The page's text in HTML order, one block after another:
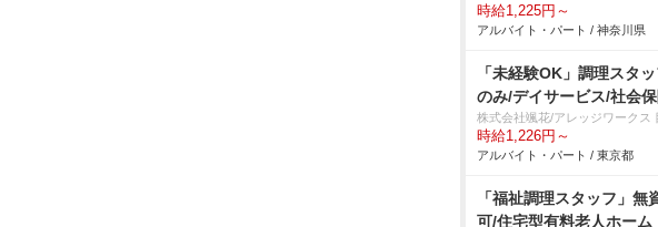
時給1,225円～
アルバイト・パート / 神奈川県
「未経験OK」調理スタ
のみ/デイサービス/社会
株式会社颯花/アレッジワークス
時給1,226円～
アルバイト・パート / 東京都
「福祉調理スタッフ」無
可/住宅型有料老人ホーム